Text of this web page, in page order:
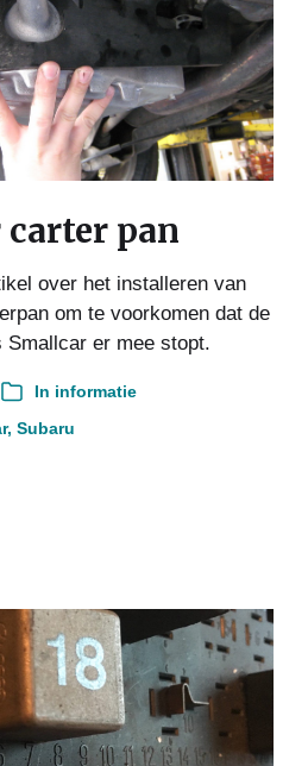
pan
over het installeren van
om te voorkomen dat de
Smallcar er mee stopt.
In informatie
,Subaru